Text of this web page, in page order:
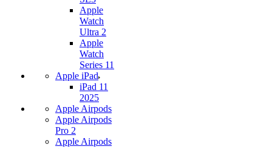
Apple
Watch
Ultra 2
Apple
Watch
Series 11
Apple iPad
iPad 11
2025
Apple Airpods
Apple Airpods
Pro 2
Apple Airpods